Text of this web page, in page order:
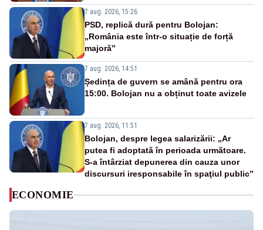
7 aug. 2026, 15:26
PSD, replică dură pentru Bolojan:
„România este într-o situație de forță
majoră”
7 aug. 2026, 14:51
Ședința de guvern se amână pentru ora
15:00. Bolojan nu a obținut toate avizele
7 aug. 2026, 11:51
Bolojan, despre legea salarizării: „Ar
putea fi adoptată în perioada următoare.
S-a întârziat depunerea din cauza unor
discursuri iresponsabile în spaţiul public”
ECONOMIE